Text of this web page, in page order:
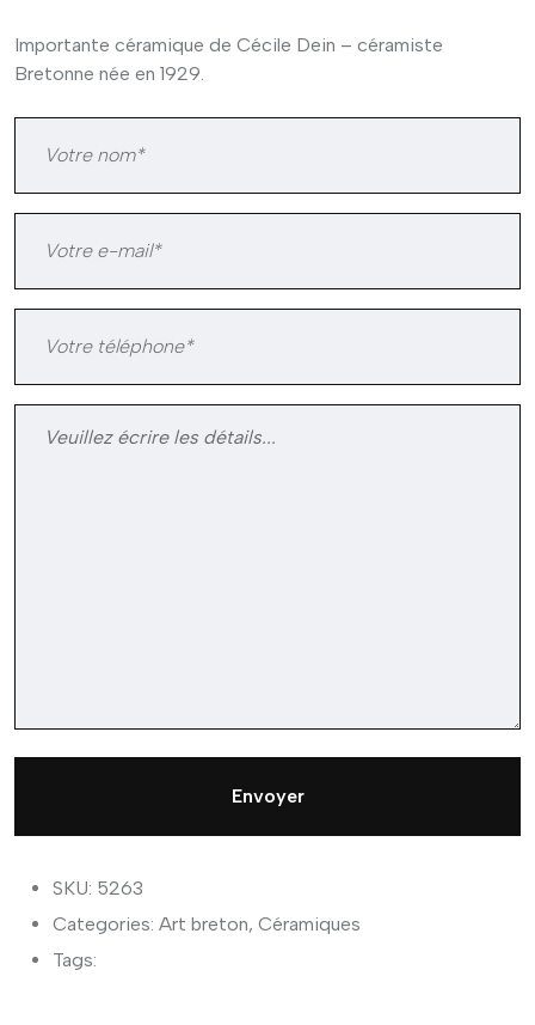
Importante céramique de Cécile Dein – céramiste
Bretonne née en 1929.
Envoyer
SKU: 5263
Categories: Art breton, Céramiques
Tags: